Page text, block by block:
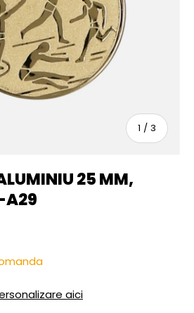
1 / sau
3
25 MM,
A29
aici